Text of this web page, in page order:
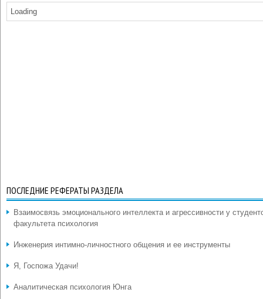
Loading
ПОСЛЕДНИЕ РЕФЕРАТЫ РАЗДЕЛА
Взаимосвязь эмоционального интеллекта и агрессивности у
факультета психология
Инженерия интимно-личностного общения и ее инструменты
Я, Госпожа Удачи!
Аналитическая психология Юнга